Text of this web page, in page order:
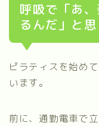
呼吸で「あ
るんだ」と思
ピラティスを始め
います。
前に、通勤電車で